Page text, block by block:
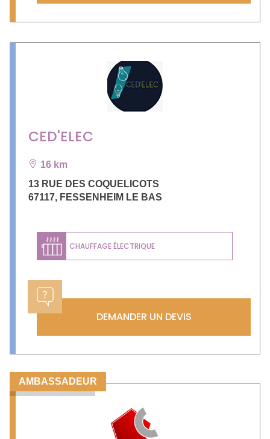
CED'ELEC
16 km
13 RUE DES COQUELICOTS
67117, FESSENHEIM LE BAS
CHAUFFAGE ÉLECTRIQUE
DEMANDER UN DEVIS
AMBASSADEUR